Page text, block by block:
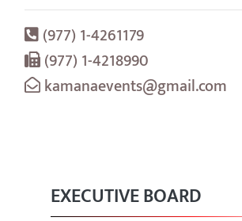
(977) 1-4261179
(977) 1-4218990
kamanaevents@gmail.com
EXECUTIVE BOARD